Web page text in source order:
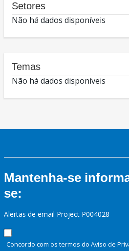
Setores
Não há dados disponíveis
Temas
Não há dados disponíveis
Mantenha-se
se:
Alertas de email Project P004028
Concordo com os termos do Aviso de